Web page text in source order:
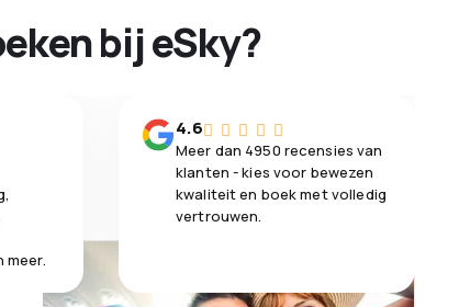
bij eSky?
meer.
4.6
Meer dan 4950 recensies van
klanten - kies voor bewezen
kwaliteit en boek met volledig
vertrouwen.